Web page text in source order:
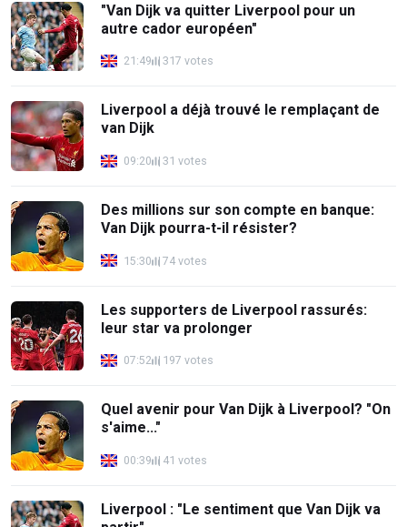
"Van Dijk va quitter Liverpool pour un
autre cador européen"
21:49 317 votes
Liverpool a déjà trouvé le remplaçant de
van Dijk
09:20 31 votes
Des millions sur son compte en banque:
Van Dijk pourra-t-il résister?
15:30 74 votes
Les supporters de Liverpool rassurés:
leur star va prolonger
07:52 197 votes
Quel avenir pour Van Dijk à Liverpool? "On
s'aime..."
00:39 41 votes
Liverpool : "Le sentiment que Van Dijk va